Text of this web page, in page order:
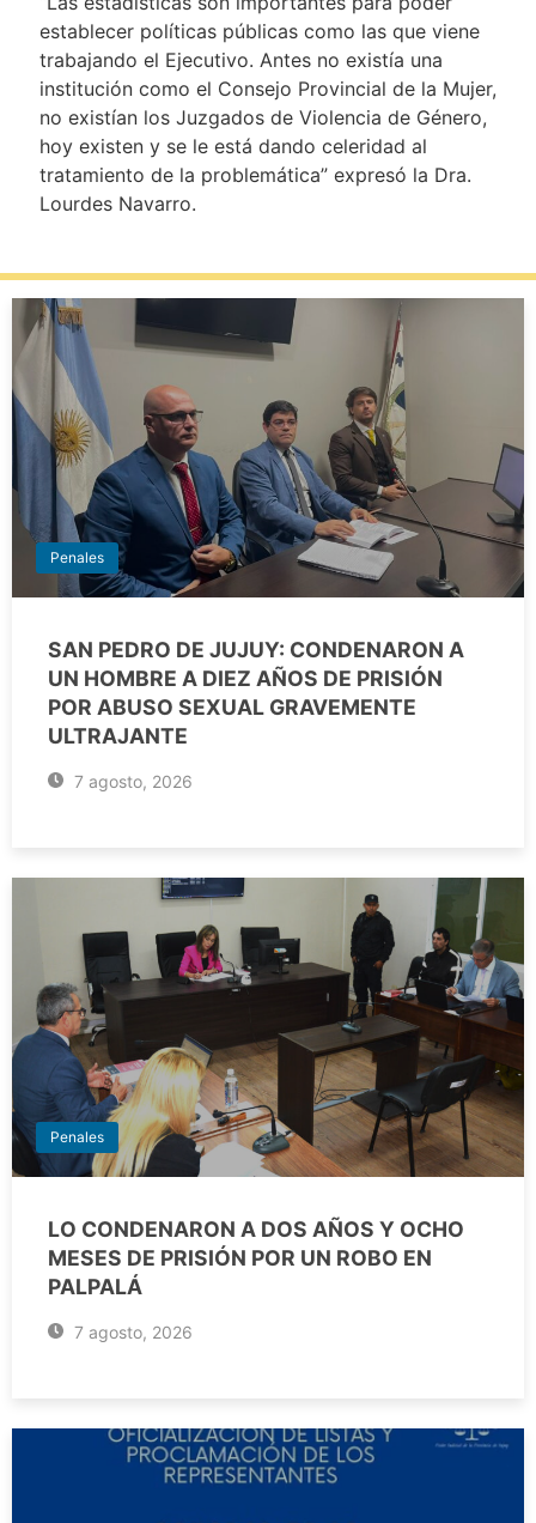
establecer políticas públicas como las que viene
trabajando el Ejecutivo. Antes no existía una
institución como el Consejo Provincial de la Mujer,
no existían los Juzgados de Violencia de Género,
hoy existen y se le está dando celeridad al
tratamiento de la problemática” expresó la Dra.
Lourdes Navarro.
Penales
SAN PEDRO DE JUJUY: CONDENARON A
UN HOMBRE A DIEZ AÑOS DE PRISIÓN
POR ABUSO SEXUAL GRAVEMENTE
ULTRAJANTE
7 agosto, 2026
Penales
LO CONDENARON A DOS AÑOS Y OCHO
MESES DE PRISIÓN POR UN ROBO EN
PALPALÁ
7 agosto, 2026